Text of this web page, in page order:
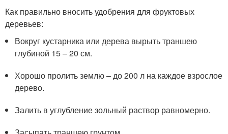
Как правильно вносить удобрения для фруктовых
деревьев:
Вокруг кустарника или дерева вырыть траншею
глубиной 15 – 20 см.
Хорошо пролить землю – до 200 л на каждое взрослое
дерево.
Залить в углубление зольный раствор равномерно.